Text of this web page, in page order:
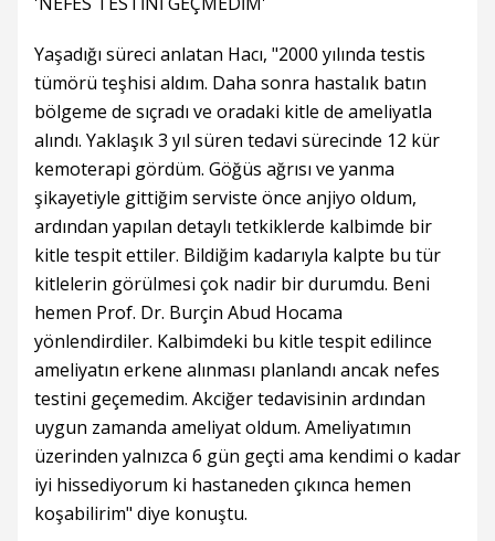
Yaşadığı süreci anlatan Hacı, "2000 yılında testis
tümörü teşhisi aldım. Daha sonra hastalık batın
bölgeme de sıçradı ve oradaki kitle de ameliyatla
alındı. Yaklaşık 3 yıl süren tedavi sürecinde 12 kür
kemoterapi gördüm. Göğüs ağrısı ve yanma
şikayetiyle gittiğim serviste önce anjiyo oldum,
ardından yapılan detaylı tetkiklerde kalbimde bir
kitle tespit ettiler. Bildiğim kadarıyla kalpte bu tür
kitlelerin görülmesi çok nadir bir durumdu. Beni
hemen Prof. Dr. Burçin Abud Hocama
yönlendirdiler. Kalbimdeki bu kitle tespit edilince
ameliyatın erkene alınması planlandı ancak nefes
testini geçemedim. Akciğer tedavisinin ardından
uygun zamanda ameliyat oldum. Ameliyatımın
üzerinden yalnızca 6 gün geçti ama kendimi o kadar
iyi hissediyorum ki hastaneden çıkınca hemen
koşabilirim" diye konuştu.